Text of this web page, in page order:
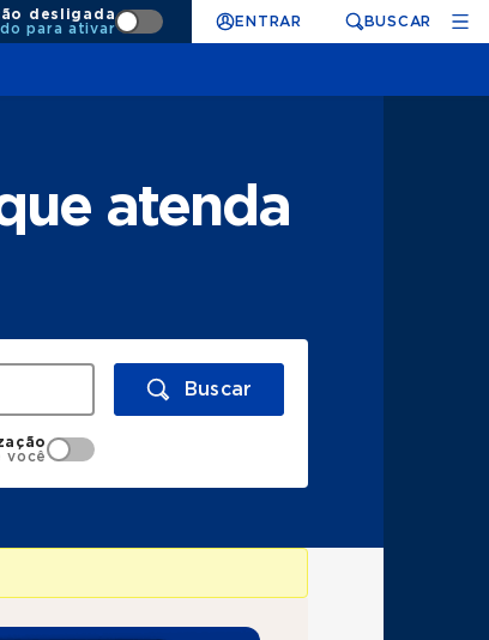
desligada
para ativar
ENTRAR BUSCAR
atenda
Buscar
você